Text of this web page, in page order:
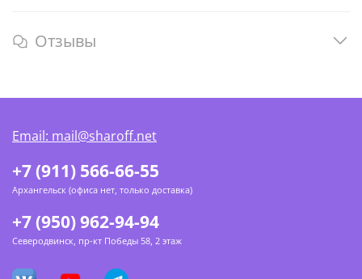
Отзывы
+7 (911) 566-66-55
Архангельск (офиса нет, только доставка)
+7 (950) 962-94-94
Северодвинск, пр-кт Победы 58, 2 этаж
Email: mail@sharoff.net